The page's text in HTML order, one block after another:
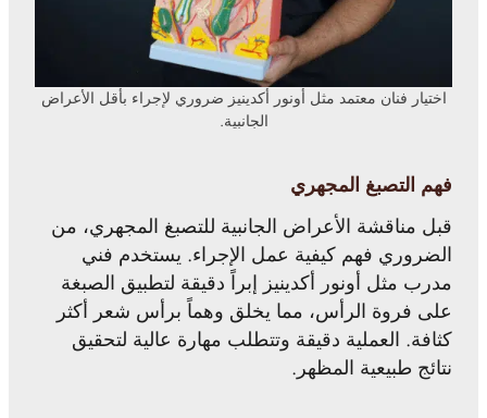
اختيار فنان معتمد مثل أونور أكدينيز ضروري لإجراء بأقل الأعراض
الجانبية.
فهم التصبغ المجهري
قبل مناقشة الأعراض الجانبية للتصبغ المجهري، من
الضروري فهم كيفية عمل الإجراء. يستخدم فني
مدرب مثل أونور أكدينيز إبراً دقيقة لتطبيق الصبغة
على فروة الرأس، مما يخلق وهماً برأس شعر أكثر
كثافة. العملية دقيقة وتتطلب مهارة عالية لتحقيق
نتائج طبيعية المظهر.